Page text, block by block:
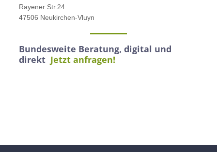
Rayener Str.24
47506 Neukirchen-Vluyn
Bundesweite Beratung, digital und
direkt Jetzt anfragen!